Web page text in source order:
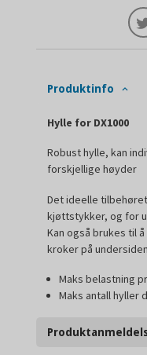
Produktinfo
Hylle for DX1000
Robust hylle, kan
forskjellige høyder
Det ideelle
kjøttstykker, og for
Kan også brukes til
kroker på
Maks belastning
Maks antall hyller